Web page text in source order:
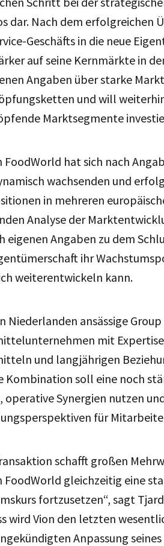
dar. Nach dem erfolgreichen
Geschäfts in die neue
auf seine Kernmärkte in
Angaben über starke
und will
Marktsegmente
FoodWorld hat sich nach
wachsenden und
in mehreren
Analyse der
eigenen Angaben zu dem
ihr
weiterentwickeln kann.
Niederlanden ansässige
mit
und langjährigen
Kombination soll eine noch
operative Synergien nutzen
für
schafft großen
FoodWorld gleichzeitig eine
fortzusetzen“, sagt
wird Vion den letzten
Anpassung